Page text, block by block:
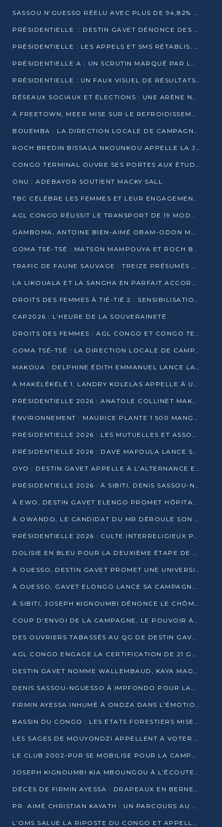
SASSOU N’GUESSO RÉÉLU AVEC PLUS DE 94,82% DES VOIX
PRÉSIDENTIELLE : DESTIN GAVET DÉNONCE DES IRRÉGULARITÉS ET REVENDIQUE LA VICTOIRE
PRÉSIDENTIELLE : LES APPELS ET SMS RÉTABLIS, INTERNET RESTE BLOQUÉ
PRÉSIDENTIELLE A : UN SCRUTIN MARQUÉ PAR LA COUPURE D’INTERNET ET UNE AFFLUENCE TIMIDE À BRAZZAVILLE
PRÉSIDENTIELLE : UN FAUX VISUEL DE RÉSULTATS CIRCULE
RÉSEAUX SOCIAUX ET ÉLECTIONS : UNE ARÈNE NUMÉRIQUE EN PLEINE MUTATION AU CONGO
À FREETOWN, MEER MISE SUR LE REFROIDISSEMENT PASSIF FACE À LA CHALEUR EXTRÊME
BOUEMBA : LA DIRECTION LOCALE DE CAMPAGNE DE DENIS SASSOU N’GUESSO MULTIPLIE LES ACTIVITÉS DE MOBILISATION
ROCH BREDIN BISSALA NKOUNKOU APPELLE LA JEUNESSE DE GOMA TSÉ-TSÉ À UN VOTE MASSIF POUR DENIS SASSOU NGUESSO
CONGO TERMINAL OUVRE SES PORTES AUX ÉTUDIANTS EN TRANSPORT ET LOGISTIQUE
ONU : ADEBAYOR SOUTIENT MACKY SALL
TBC CÉLÈBRE LES FEMMES ET LEUR ENGAGEMENT À L’OCCASION DU 8 MARS
AGL CONGO RÉUSSIT LE TRANSPORT DE 19 MODULES HORS GABARIT ENTRE POINTE-NOIRE ET BRAZZAVILLE
GAMBOMA, ANTOINE BIEN-AIMÉ OBAM-ODON MOBILISE LES 32 148 ÉLECTEURS EN FAVEUR DE DENIS SASSOU NGUESSO
GOMA TSÉ-TSÉ : MATSON MAMPOUYA ET ROCH BREDIN BISSALA NKOUNKOU EN CAMPAGNE DE PROXIMITÉ
TRAFIC DE FAUNE SAUVAGE : TREIZE PRÉSUMÉS TRAFIQUANTS INTERPELLÉS AU CONGO EN 2025
LA LIKOUALA ET LA SANGHA EN PARFAIT ACCORD AVEC LE PROJET DE SOCIÉTÉ DU CANDIDAT DENIS SASSOU-N’GUESSO
DROITS DES FEMMES À TIÉ-TIÉ 2 : SENSIBILISATION ET PÉDAGOGIE SUR LE DROIT DE VOTE
CAP2026 : L’HEURE DE LA SOUVERAINETÉ
DROITS DES FEMMES : AGL CONGO ET CONGO TERMINAL METTENT EN AVANT LE LEADERSHIP FÉMININ
GOMA TSÉ-TSÉ : LA DIRECTION LOCALE DE CAMPAGNE INTENSIFIE LA SENSIBILISATION DANS LES VILLAGES
MAKOUA : DELPHINE ÉDITH EMMANUEL LANCE LA CAMPAGNE POUR DENIS SASSOU-N’GUESSO
À MAKÉLÉKÉLÉ 1, LANDRY KOLELAS APPELLE À UNE MOBILISATION MASSIVE EN FAVEUR DE DENIS SASSOU-N’GUESSO
PRÉSIDENTIELLE 2026 : ANATOLE COLLINET MAKOSSO DÉFEND LE PROJET DE SOCIÉTÉ DE DENIS SASSOU NGUESSO
ENVIRONNEMENT : MAURICE PLANTE 1 500 MANGROVES POUR HONORER WANGARI MAATHAI
PRÉSIDENTIELLE 2026 : LES MUTUELLES ET ASSOCIATIONS S’IMPLIQUENT DANS LA CAMPAGNE ÉLECTORALE À TIÉ-TIÉ 2 (POINTE-NOIRE)
PRÉSIDENTIELLE 2026 : DAVE MAFOULA LANCE SA « VAGUE DU NOUVEAU DÉPART » À IMPFONDO
OYO : DESTIN GAVET APPELLE À L’ALTERNANCE ET À LA RESPONSABILITÉ DE LA JEUNESSE
PRÉSIDENTIELLE 2026 : À SIBITI, DENIS SASSOU-N’GUESSO PARIE SUR LES RESSOURCES DE LA LEKOUMOU
À EWO, DESTIN GAVET ELENGO PROMET HÔPITAL, CHEMIN DE FER ET AUDIT DES FINANCES PUBLIQUES
À OWANDO, LE CANDIDAT DU MR DÉROULE SON PROGRAMME DE “CHANGEMENT”
PRÉSIDENTIELLE 2026 : CULTE INTERRELIGIEUX POUR LA PAIX À OUENZÉ
DOLISIE EN BLEU POUR LA DEUXIÈME ÉTAPE DE CAMPAGNE DE DSN
À OUESSO, DESTIN GAVET PROMET UNE UNIVERSITÉ POUR LA SANGHA
À OUESSO, GAVET ELONGO LANCE SA CAMPAGNE SOUS LE SIGNE DU RENOUVEAU
À SIBITI, JOSEPH KIGNOUMBI DÉNONCE LE CHÔMAGE ET LES DÉFAILLANCES DE L’ÉTAT
COUP D’ENVOI DE LA CAMPAGNE, LE POUVOIR À POINTE-NOIRE, L’OPPOSITION À OUESSO ET SIBITI
DES OUVRIERS TABASSÉS AU QG DE DESTIN GAVET À 24 HEURES DE L’OUVERTURE DE LA CAMPAGNE
AGL CONGO ENGAGE LA CERTIFICATION DE 21 GRUTIERS AUX NORMES INTERNATIONALES
DESTIN GAVET NOMME WALLEMBAUD, KAYA MAGANE, BOUDZIKA ET MBOUSSA-ELLAH AUX COMMANDES DE SA CAMPAGNE
DENIS SASSOU-NGUESSO À IMPFONDO POUR LANCER LE CORRIDOR 13
FIRMIN AYESSA INHUMÉ À ONDZA DANS L’ÉMOTION ET LE RECUEILLEMENT
BASSIN DU CONGO : LES ÉTATS FORESTIERS MISENT SUR LES MARCHÉS CARBONE
LES SAGES DE MOUYONDZI APPELLENT À VOTER DENIS SASSOU-NGUESSO
LE CLUB 2002-PUR SE MOBILISE POUR LA CAMPAGNE
JOSEPH KIGNOUMBI KIA MBOUNGOU À L’ÉCOUTE DE TALANGAÏ
DÉCÈS DE FIRMIN AYESSA : DRAPEAUX EN BERNE LUNDI
PR. AIMÉ CHRISTIAN KAYATH : UN PARCOURS AU SERVICE DE LA RECHERCHE ET DE L’INNOVATION
L’OMS SALUE LA RIPOSTE DU CONGO ET APPELLE À DES RÉFORMES DURABLES